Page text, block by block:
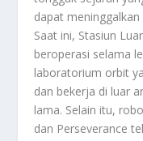
dapat
Saat ini, Stasiun
beroperasi selama
laboratorium orbit
dan bekerja di luar
lama. Selain itu,
dan Perseverance